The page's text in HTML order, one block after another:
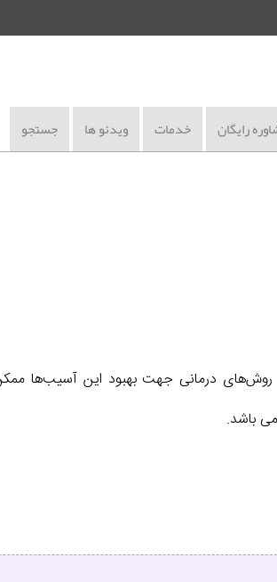
رایگان خدمات ویدئو ها جستجو
روش‌های درمانی جهت بهبود این آسیب‌ها
باشد.